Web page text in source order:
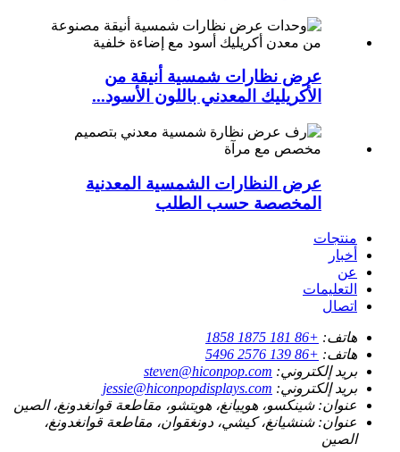
عرض نظارات شمسية أنيقة من
الأكريليك المعدني باللون الأسود...
عرض النظارات الشمسية المعدنية
المخصصة حسب الطلب
منتجات
أخبار
عن
التعليمات
اتصال
هاتف: +86 181 1875 1858
هاتف: +86 139 2576 5496
بريد إلكتروني: steven@hiconpop.com
بريد إلكتروني: jessie@hiconpopdisplays.com
عنوان: شينكسو، هوييانغ، هويتشو، مقاطعة قوانغدونغ، الصين
عنوان: شنشيانغ، كيشي، دونغقوان، مقاطعة قوانغدونغ،
الصين